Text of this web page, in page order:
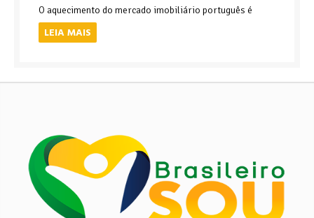
O aquecimento do mercado imobiliário português é
LEIA MAIS